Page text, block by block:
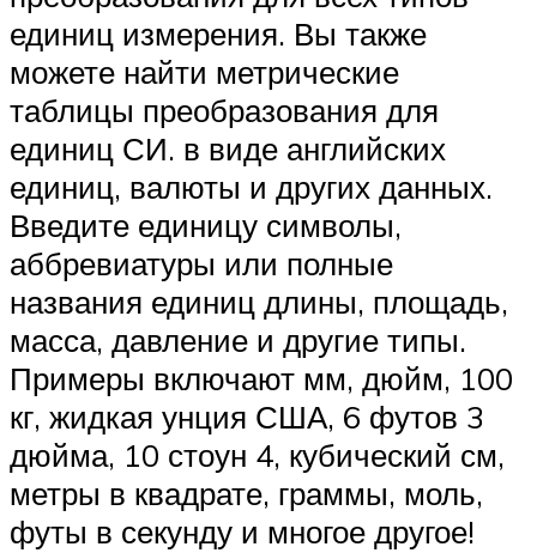
единиц измерения. Вы также
можете найти метрические
таблицы преобразования для
единиц СИ. в виде английских
единиц, валюты и других данных.
Введите единицу символы,
аббревиатуры или полные
названия единиц длины, площадь,
масса, давление и другие типы.
Примеры включают мм, дюйм, 100
кг, жидкая унция США, 6 футов 3
дюйма, 10 стоун 4, кубический см,
метры в квадрате, граммы, моль,
футы в секунду и многое другое!